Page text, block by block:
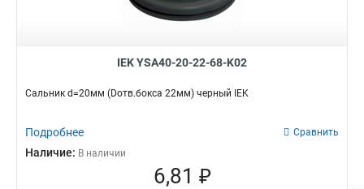
IEK YSA40-20-22-68-K02
Сальник d=20мм (Dотв.бокса 22мм) черный IEK
Подробнее Сравнить
Наличие: В наличии
6,81 ₽